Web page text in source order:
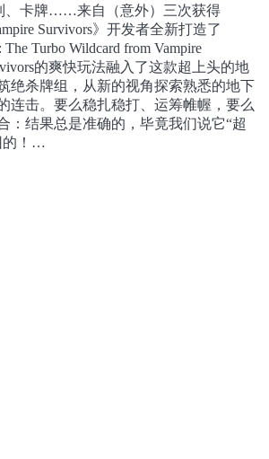
、卡牌……来自（意外）三次获得
Survivors》开发者全新打造了
The Turbo Wildcard from Vampire
的爽快玩法融入了这款超上头的地
绝杀牌组，从新的视角探索熟悉的地下
连击。要么稳扎稳打、运筹帷幄，要么
：结果总是准确的，毕竟我们说它“超
！
下一张卡牌的效果倍增。使用万能牌不
下城中遍布《Vampire Survivors》中